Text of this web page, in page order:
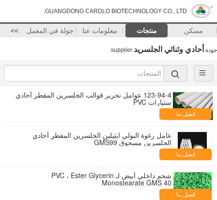
GUANGDONG CARDLO BIOTECHNOLOGY CO., LTD.
مسكن منتجات معلومات عنا جولة في المعمل >>
جودة أحادي وثنائي الجلسريد
123-94-4 عوامل تحرير قوالب الجلسرين المقطر أحادي
ستيارات PVC
اتصل بنا
عامل رغوة البولي ايثيلين الجلسرين المقطر أحادي
الجلسرين مسحوق GMS99
اتصل بنا
شحم داخلي أبيض لـ PVC ، Ester Glycerin
Monostearate GMS 40
اتصل بنا